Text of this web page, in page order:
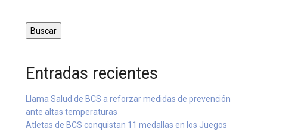
Buscar
Entradas recientes
Llama Salud de BCS a reforzar medidas de prevención
ante altas temperaturas
Atletas de BCS conquistan 11 medallas en los Juegos